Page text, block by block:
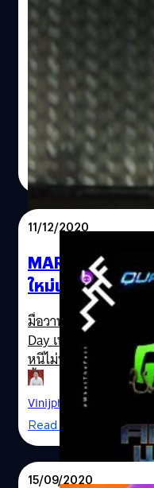
รวมความคิดเห็น
ชม ‘Loki’ ตอนจบ
รวมความคิดเห็นจาก
จบที่เต็มไปด้วยคำถาม
มาแชร์ความรู้สึกกันได้เล
ภควรรณ สัตยกิจกุล |
Read More
11/12/2020
MARVEL 2021
ใหม่และทุกเรื่อง
Disney
มื่อวานนี้ (10 ธันวาคม)
Day เพื่อประกาศหาผู้
หนีไม่พ้นการประกาศโ
ทั้งหลายอยากจะมาร่ว
Star Wars ที่การประก
มิง Disney+ การ์ตูนแล
ฉบับหนังที่เคยมีทางสต
มาพูดถึงในบทความนี้
หนังมาร์เวลที่อยากให้แ
Vinijphat Kanyapong
Read More
15/09/2020